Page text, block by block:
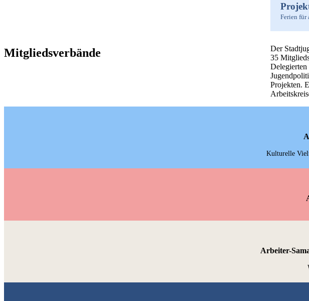
Ferien für
Mitgliedsverbände
Der
35
Delegierten
Projekten.
Kulturelle
Arbeiter-